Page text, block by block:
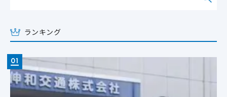
ランキング
01